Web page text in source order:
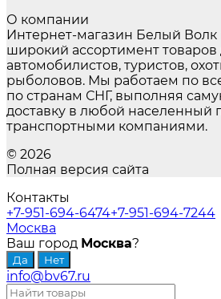
О компании
Интернет-магазин Белый Волк
широкий ассортимент товаров
автомобилистов, туристов,
рыболовов. Мы работаем по
по странам СНГ, выполняя
доставку в любой населенный
транспортными компаниями.
© 2026
Полная версия сайта
Контакты
+7-951-694-6474+7-951-694-7244
Москва
Ваш город Москва?
info@bv67.ru